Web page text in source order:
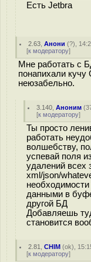
Есть Jetbra
2.63 ,Анони (?),
[к модератору]
Мне работать с
понапихали
неюзабельно.
3.140 ,Аноним (
[к модератору]
Ты просто
работать
волшебству,
успевай поля
удалений всех
xml/json/
необходимости
данными в
другой БД
Добавляешь
становится
2.81 ,CHIM (ok),
[к модератору]